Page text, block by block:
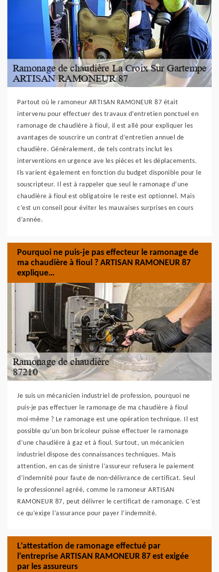
Partout où le ramoneur ARTISAN RAMONEUR 87 était
intervenu pour effectuer des travaux d’entretien ponctuel en
ramonage de chaudière à fioul, il est allé pour expliquer les
avantages de souscrire un contrat d’entretien annuel de
chaudière. Généralement, de tels contrats inclut les
interventions en urgence ave les pièces et les déplacements.
Ils varient également en fonction du budget disponible pour le
souscripteur. Il est à rappeler que seul le ramonage d’une
chaudière à fioul est obligatoire le reste est optionnel. Mais
c’est un conseil pour éviter les mauvaises surprises en cours
d’année.
Pourquoi ne puis-je pas effecteur le ramonage de
ma chaudière à fioul ? ARTISAN RAMONEUR 87
explique…
Je suis un mécanicien industriel de profession, pourquoi ne
puis-je pas effectuer le ramonage de ma chaudière à fioul
moi-même ? Le ramonage est une opération technique. Il est
possible qu’un bon bricoleur puisse effectuer le ramonage
d’une chaudière à gaz et à fioul. Surtout, un mécanicien
industriel dispose des connaissances techniques. Mais
attention, en cas de sinistre l’assureur refusera le paiement
d’indemnité pour faute de non-délivrance de certificat. Seul
le professionnel agréé, comme le ramoneur ARTISAN
RAMONEUR 87, peut délivrer le certificat de ramonage. C’est
ce qu’exige l’assurance pour payer l’indemnité.
L’attestation de ramonage effectué par
l’entreprise ARTISAN RAMONEUR 87 est exigée
par les assureurs